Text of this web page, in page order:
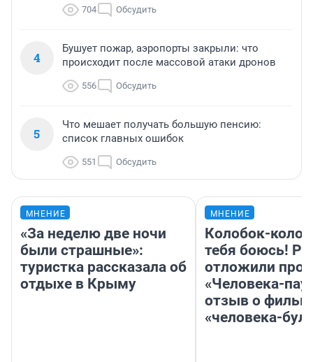
704 Обсудить
4
Бушует пожар, аэропорты закрыли: что
происходит после массовой атаки дронов
556 Обсудить
5
Что мешает получать большую пенсию:
список главных ошибок
551 Обсудить
МНЕНИЕ
«За неделю две ночи
были страшные»:
туристка рассказала об
отдыхе в Крыму
МНЕНИЕ
Колобок-
тебя боюсь!
отложили
«Человека-
отзыв о
«человека-